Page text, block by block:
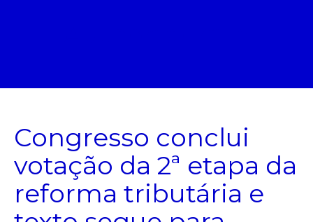
Congresso conclui
votação da 2ª etapa da
reforma tributária e